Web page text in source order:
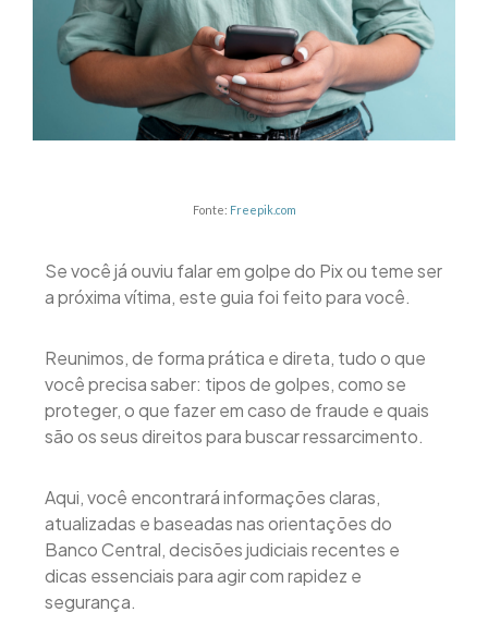
Fonte: Freepik.com
Se você já ouviu falar em golpe do Pix ou teme ser
a próxima vítima, este guia foi feito para você.
Reunimos, de forma prática e direta, tudo o que
você precisa saber: tipos de golpes, como se
proteger, o que fazer em caso de fraude e quais
são os seus direitos para buscar ressarcimento.
Aqui, você encontrará informações claras,
atualizadas e baseadas nas orientações do
Banco Central, decisões judiciais recentes e
dicas essenciais para agir com rapidez e
segurança.